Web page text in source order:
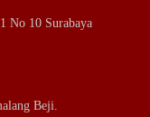
No 10 Surabaya
Beji.